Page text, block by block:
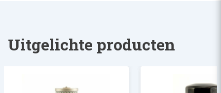
Uitgelichte producten